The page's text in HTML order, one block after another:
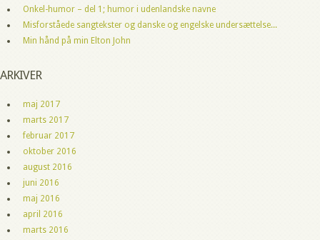
Onkel-humor – del 1; humor i udenlandske navne
Misforståede sangtekster og danske og engelske undersættelse...
Min hånd på min Elton John
ARKIVER
maj 2017
marts 2017
februar 2017
oktober 2016
august 2016
juni 2016
maj 2016
april 2016
marts 2016